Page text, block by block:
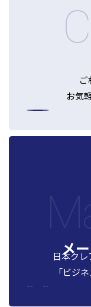
ご
お気
メ
日本ク
「ビジ